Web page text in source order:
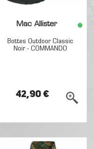
Mac Allister
Bottes Outdoor Classic
Noir - COMMANDO
42,90 €